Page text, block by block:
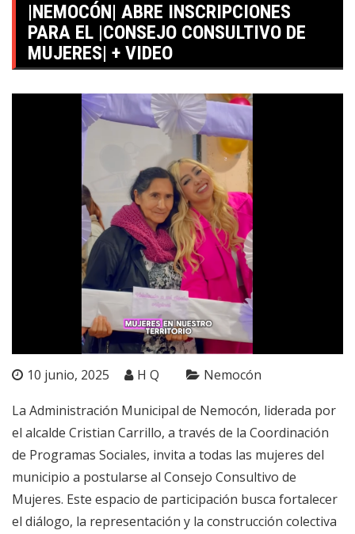
|NEMOCÓN| ABRE INSCRIPCIONES
PARA EL |CONSEJO CONSULTIVO DE
MUJERES| + VIDEO
10 junio, 2025 H Q Nemocón
La Administración Municipal de Nemocón, liderada por
el alcalde Cristian Carrillo, a través de la Coordinación
de Programas Sociales, invita a todas las mujeres del
municipio a postularse al Consejo Consultivo de
Mujeres. Este espacio de participación busca fortalecer
el diálogo, la representación y la construcción colectiva